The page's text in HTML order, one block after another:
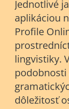
Jednotlivé
aplikáciou
Profile
lingvistiky.
podobnosti
dôležitosť